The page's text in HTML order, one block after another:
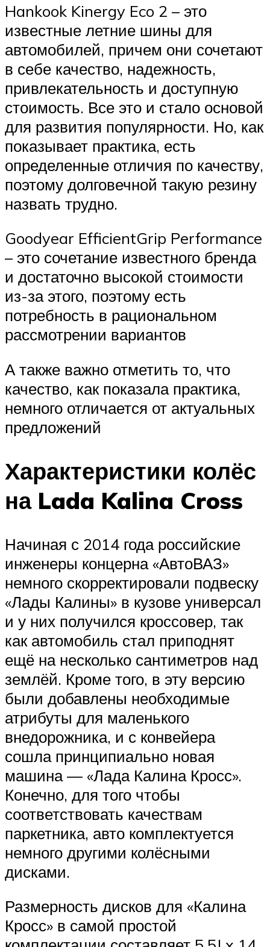
Hankook Kinergy Eco 2 – это
известные летние шины для
автомобилей, причем они сочетают
в себе качество, надежность,
привлекательность и доступную
стоимость. Все это и стало основой
для развития популярности. Но, как
показывает практика, есть
определенные отличия по качеству,
поэтому долговечной такую резину
назвать трудно.
Goodyear EfficientGrip Performance
– это сочетание известного бренда
и достаточно высокой стоимости
из-за этого, поэтому есть
потребность в рациональном
рассмотрении вариантов
А также важно отметить то, что
качество, как показала практика,
немного отличается от актуальных
предложений
Характеристики колёс
на Lada Kalina Cross
Начиная с 2014 года российские
инженеры концерна «АвтоВАЗ»
немного скорректировали подвеску
«Лады Калины» в кузове универсал
и у них получился кроссовер, так
как автомобиль стал приподнят
ещё на несколько сантиметров над
землёй. Кроме того, в эту версию
были добавлены необходимые
атрибуты для маленького
внедорожника, и с конвейера
сошла принципиально новая
машина — «Лада Калина Кросс».
Конечно, для того чтобы
соответствовать качествам
паркетника, авто комплектуется
немного другими колёсными
дисками.
Размерность дисков для «Калина
Кросс» в самой простой